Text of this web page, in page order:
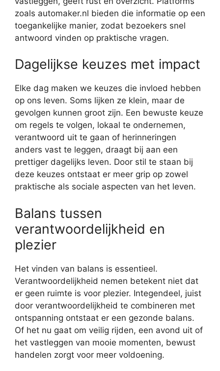
zoals automaker.nl bieden die informatie op een
toegankelijke manier, zodat bezoekers snel
antwoord vinden op praktische vragen.
Dagelijkse keuzes met impact
Elke dag maken we keuzes die invloed hebben
op ons leven. Soms lijken ze klein, maar de
gevolgen kunnen groot zijn. Een bewuste keuze
om regels te volgen, lokaal te ondernemen,
verantwoord uit te gaan of herinneringen
anders vast te leggen, draagt bij aan een
prettiger dagelijks leven. Door stil te staan bij
deze keuzes ontstaat er meer grip op zowel
praktische als sociale aspecten van het leven.
Balans tussen
verantwoordelijkheid en
plezier
Het vinden van balans is essentieel.
Verantwoordelijkheid nemen betekent niet dat
er geen ruimte is voor plezier. Integendeel, juist
door verantwoordelijkheid te combineren met
ontspanning ontstaat er een gezonde balans.
Of het nu gaat om veilig rijden, een avond uit of
het vastleggen van mooie momenten, bewust
handelen zorgt voor meer voldoening.